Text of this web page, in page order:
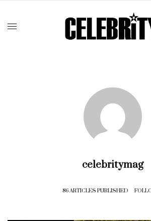
celebritymag
86 ARTICLES PUBLISHED